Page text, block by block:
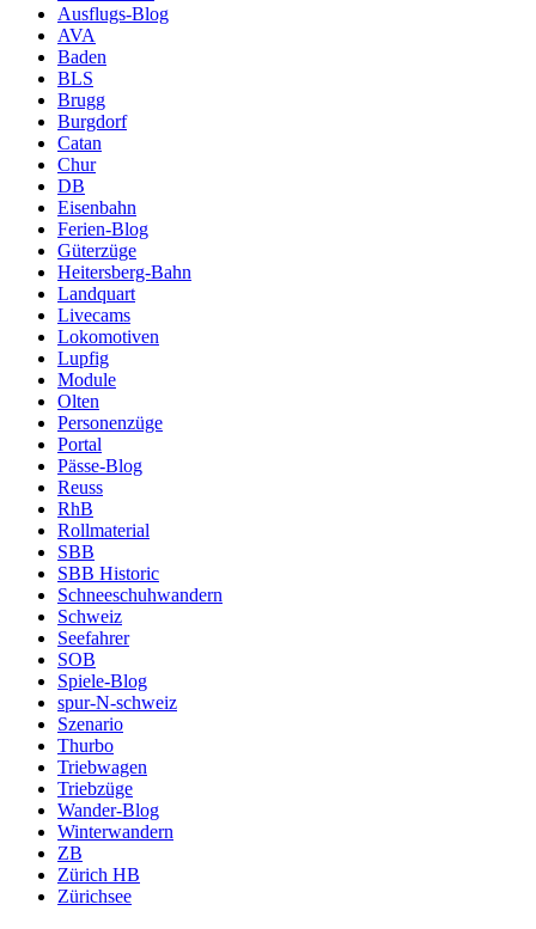
Ausflugs-Blog
AVA
Baden
BLS
Brugg
Burgdorf
Catan
Chur
DB
Eisenbahn
Ferien-Blog
Güterzüge
Heitersberg-Bahn
Landquart
Livecams
Lokomotiven
Lupfig
Module
Olten
Personenzüge
Portal
Pässe-Blog
Reuss
RhB
Rollmaterial
SBB
SBB Historic
Schneeschuhwandern
Schweiz
Seefahrer
SOB
Spiele-Blog
spur-N-schweiz
Szenario
Thurbo
Triebwagen
Triebzüge
Wander-Blog
Winterwandern
ZB
Zürich HB
Zürichsee